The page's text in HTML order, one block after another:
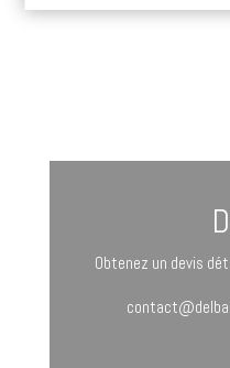
Obtenez un devis